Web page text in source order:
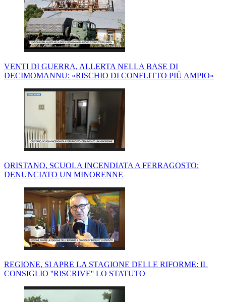
VENTI DI GUERRA, ALLERTA NELLA BASE DI
DECIMOMANNU: «RISCHIO DI CONFLITTO PIÙ AMPIO»
ORISTANO, SCUOLA INCENDIATA A FERRAGOSTO:
DENUNCIATO UN MINORENNE
REGIONE, SI APRE LA STAGIONE DELLE RIFORME: IL
CONSIGLIO ''RISCRIVE'' LO STATUTO